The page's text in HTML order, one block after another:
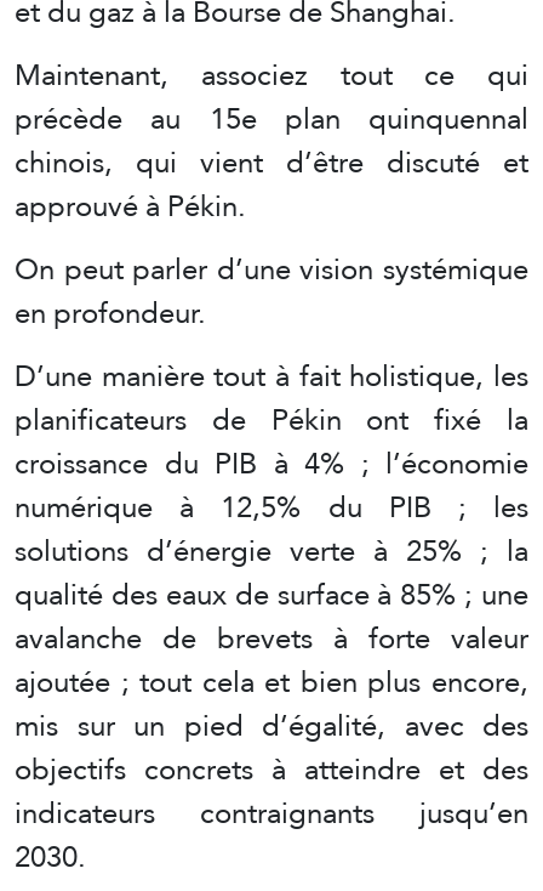
et du gaz à la Bourse de Shanghai.
Maintenant, associez tout ce qui
précède au 15e plan quinquennal
chinois, qui vient d’être discuté et
approuvé à Pékin.
On peut parler d’une vision systémique
en profondeur.
D’une manière tout à fait holistique, les
planificateurs de Pékin ont fixé la
croissance du PIB à 4% ; l’économie
numérique à 12,5% du PIB ; les
solutions d’énergie verte à 25% ; la
qualité des eaux de surface à 85% ; une
avalanche de brevets à forte valeur
ajoutée ; tout cela et bien plus encore,
mis sur un pied d’égalité, avec des
objectifs concrets à atteindre et des
indicateurs contraignants jusqu’en
2030.